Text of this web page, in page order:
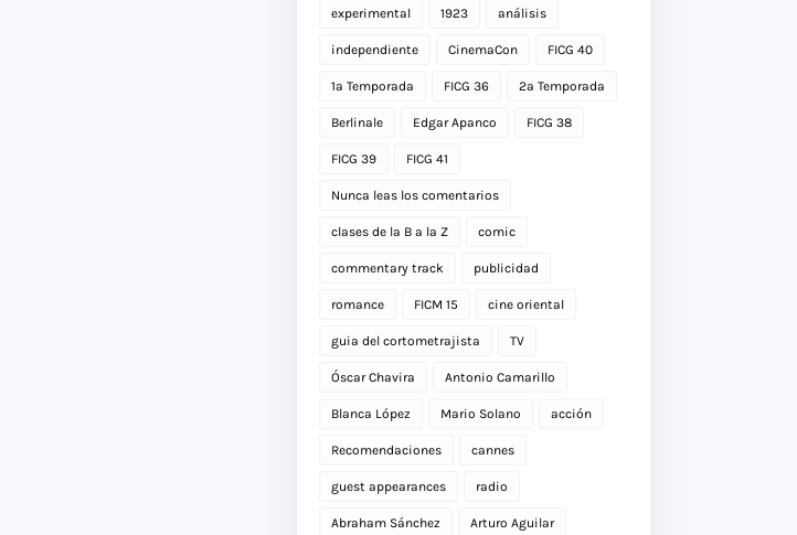
experimental 1923 análisis
independiente CinemaCon FICG 40
1a Temporada FICG 36 2a Temporada
Berlinale Edgar Apanco FICG 38
FICG 39 FICG 41
Nunca leas los comentarios
clases de la B a la Z comic
commentary track publicidad
romance FICM 15 cine oriental
guia del cortometrajista TV
Óscar Chavira Antonio Camarillo
Blanca López Mario Solano acción
Recomendaciones cannes
guest appearances radio
Abraham Sánchez Arturo Aguilar